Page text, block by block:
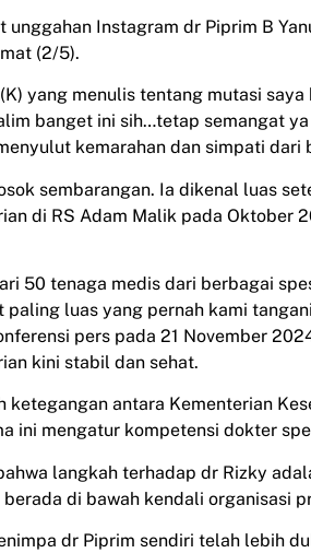
Instagram dr Piprim B
(2/5).
yang menulis tentang mutasi
banget ini sih…tetap semangat ya
kemarahan dan simpati dari
sembarangan. Ia dikenal luas
di RS Adam Malik pada
50 tenaga medis dari berbagai
paling luas yang pernah kami
pers pada 21 November
kini stabil dan sehat.
ketegangan antara Kementerian
ini mengatur kompetensi dokter
langkah terhadap dr Rizky
di bawah kendali organisasi
dr Piprim sendiri telah lebih